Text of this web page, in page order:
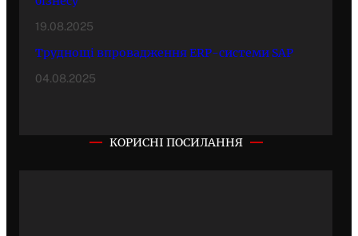
19.08.2025
Труднощі впровадження ERP-системи SAP
04.08.2025
КОРИСНІ ПОСИЛАННЯ